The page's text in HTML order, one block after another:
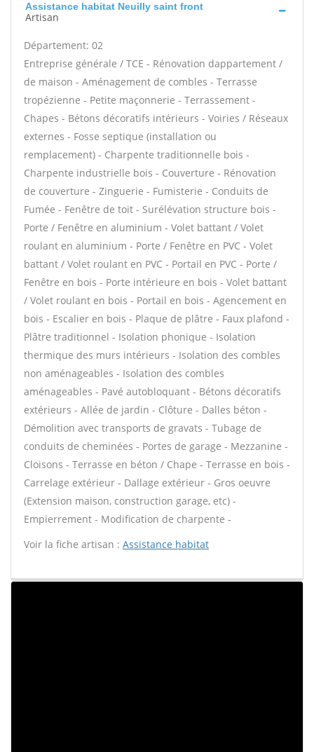
Assistance habitat Neuilly saint front
Artisan
Département: 02
Entreprise générale / TCE - Rénovation dappartement /
de maison - Aménagement de combles - Terrasse
tropézienne - Petite maçonnerie - Terrassement -
Chapes - Bétons décoratifs intérieurs - Voiries / Réseaux
externes - Fosse septique (installation ou
remplacement) - Charpente traditionnelle bois -
Charpente industrielle bois - Couverture - Rénovation
de couverture - Zinguerie - Fumisterie - Conduits de
Fumée - Fenêtre de toit - Surélévation structure bois -
Porte / Fenêtre en aluminium - Volet battant / Volet
roulant en aluminium - Porte / Fenêtre en PVC - Volet
battant / Volet roulant en PVC - Portail en PVC - Porte /
Fenêtre en bois - Porte intérieure en bois - Volet battant
/ Volet roulant en bois - Portail en bois - Agencement en
bois - Escalier en bois - Plaque de plâtre - Faux plafond -
Plâtre traditionnel - Isolation phonique - Isolation
thermique des murs intérieurs - Isolation des combles
non aménageables - Isolation des combles
aménageables - Pavé autobloquant - Bétons décoratifs
extérieurs - Allée de jardin - Clôture - Dalles béton -
Démolition avec transports de gravats - Tubage de
conduits de cheminées - Portes de garage - Mezzanine -
Cloisons - Terrasse en béton / Chape - Terrasse en bois -
Carrelage extérieur - Dallage extérieur - Gros oeuvre
(Extension maison, construction garage, etc) -
Empierrement - Modification de charpente -
Voir la fiche artisan : Assistance habitat